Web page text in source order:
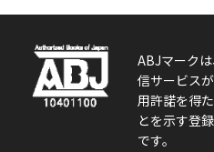
ABJマーク
信サービス
用許諾を得
とを示す登
です。